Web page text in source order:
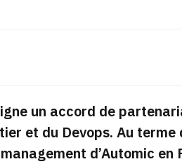
un accord de
et du Devops. Au
d’Automic